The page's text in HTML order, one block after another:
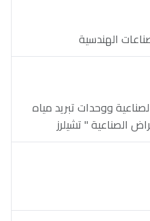
الهندسية
ووحدات تبريد مياه
الصناعية " تشيلرز